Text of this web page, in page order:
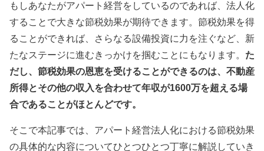
もしあなたがアパート経営をしているのであれば、法人化
することで大きな節税効果が期待できます。節税効果を得
ることができれば、さらなる設備投資に力を注ぐなど、新
たなステージに進むきっかけを掴むことにもなります。 た
だし、節税効果の恩恵を受けることができるのは、不動産
所得とその他の収入を合わせて年収が1600万を超える場
合であることがほとんどです。
そこで本記事では、アパート経営法人化における節税効果
の具体的な内容についてひとつひとつ丁寧に解説していき